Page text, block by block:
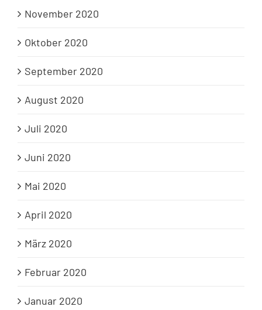
November 2020
Oktober 2020
September 2020
August 2020
Juli 2020
Juni 2020
Mai 2020
April 2020
März 2020
Februar 2020
Januar 2020